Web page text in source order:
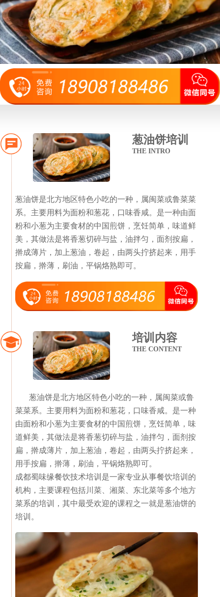
葱油饼培训
THE INTRO
葱油饼是北方地区特色小吃的一种，属闽菜或鲁菜菜
系。主要用料为面粉和葱花，口味香咸。是一种由面
粉和小葱为主要食材的中国煎饼，烹饪简单，味道鲜
美，其做法是将香葱切碎与盐，油拌匀，面剂按扁，
擀成薄片，加上葱油，卷起，由两头拧挤起来，用手
按扁，擀薄，刷油，平锅烙熟即可。
培训内容
THE CONTENT
葱油饼是北方地区特色小吃的一种，属闽菜或鲁
菜菜系。主要用料为面粉和葱花，口味香咸。是一种
由面粉和小葱为主要食材的中国煎饼，烹饪简单，味
道鲜美，其做法是将香葱切碎与盐，油拌匀，面剂按
扁，擀成薄片，加上葱油，卷起，由两头拧挤起来，
用手按扁，擀薄，刷油，平锅烙熟即可。
成都蜀味缘餐饮技术培训是一家专业从事餐饮培训的
机构，主要课程包括川菜、湘菜、东北菜等多个地方
菜系的培训，其中最受欢迎的课程之一就是葱油饼的
培训。